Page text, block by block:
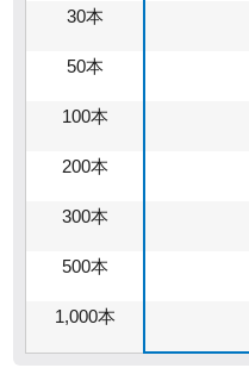
30本
50本
100本
200本
300本
500本
1,000本